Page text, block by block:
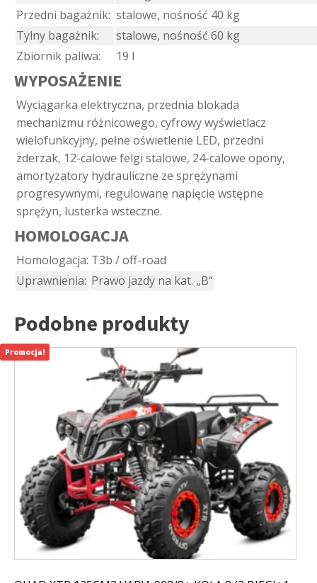
Przedni bagażnik: stalowe, nośność 40 kg
Tylny bagażnik:
stalowe, nośność 60 kg
Zbiornik paliwa:
19 l
WYPOSAŻENIE
Wyciągarka elektryczna, przednia blokada
mechanizmu różnicowego, cyfrowy wyświetlacz
wielofunkcyjny, pełne oświetlenie LED, przedni
zderzak, 12-calowe felgi stalowe, 24-calowe opony,
amortyzatory hydrauliczne ze sprężynami
progresywnymi, regulowane napięcie wstępne
sprężyn, lusterka wsteczne.
HOMOLOGACJA
Homologacja: T3b / off-road
Uprawnienia: Prawo jazdy na kat. „B“
Podobne produkty
Promocja!